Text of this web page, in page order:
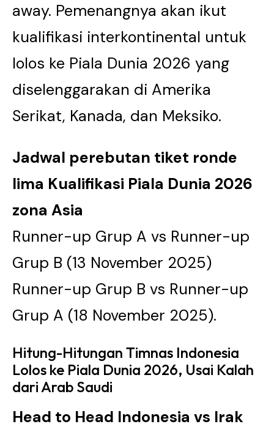
away. Pemenangnya akan ikut
kualifikasi interkontinental untuk
lolos ke Piala Dunia 2026 yang
diselenggarakan di Amerika
Serikat, Kanada, dan Meksiko.
Jadwal perebutan tiket ronde
lima Kualifikasi Piala Dunia 2026
zona Asia
Runner-up Grup A vs Runner-up
Grup B (13 November 2025)
Runner-up Grup B vs Runner-up
Grup A (18 November 2025).
Hitung-Hitungan Timnas Indonesia
Lolos ke Piala Dunia 2026, Usai Kalah
dari Arab Saudi
Head to Head Indonesia vs Irak